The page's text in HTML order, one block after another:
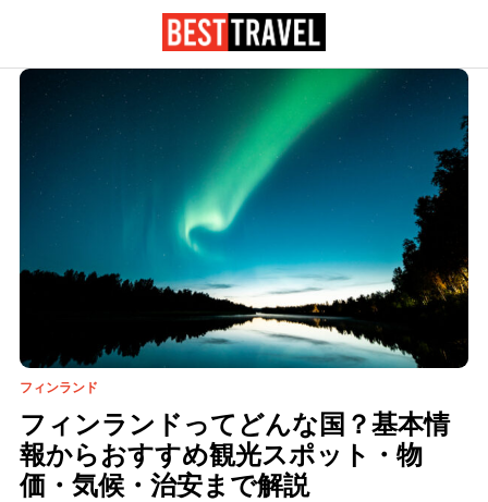
フィンランド
フィンランドってどんな国？基本情
報からおすすめ観光スポット・物
価・気候・治安まで解説